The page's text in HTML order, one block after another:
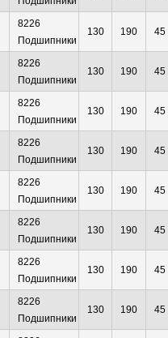
8226
Подшипники
130 190 45
8226
Подшипники
130 190 45
8226
Подшипники
130 190 45
8226
Подшипники
130 190 45
8226
Подшипники
130 190 45
8226
Подшипники
130 190 45
8226
Подшипники
130 190 45
8226
Подшипники
130 190 45